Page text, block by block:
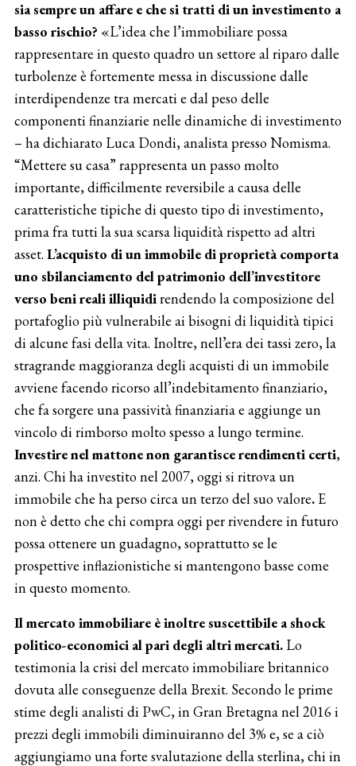
sia sempre un affare e che si tratti di un investimento a
basso rischio? «L’idea che l’immobiliare possa
rappresentare in questo quadro un settore al riparo dalle
turbolenze è fortemente messa in discussione dalle
interdipendenze tra mercati e dal peso delle
componenti finanziarie nelle dinamiche di investimento
– ha dichiarato Luca Dondi, analista presso Nomisma.
“Mettere su casa” rappresenta un passo molto
importante, difficilmente reversibile a causa delle
caratteristiche tipiche di questo tipo di investimento,
prima fra tutti la sua scarsa liquidità rispetto ad altri
asset. L’acquisto di un immobile di proprietà comporta
uno sbilanciamento del patrimonio dell’investitore
verso beni reali illiquidirendendo la composizione del
portafoglio più vulnerabile ai bisogni di liquidità tipici
di alcune fasi della vita. Inoltre, nell’era dei tassi zero, la
stragrande maggioranza degli acquisti di un immobile
avviene facendo ricorso all’indebitamento finanziario,
che fa sorgere una passività finanziaria e aggiunge un
vincolo di rimborso molto spesso a lungo termine.
Investire nel mattone non garantisce rendimenti certi,
anzi. Chi ha investito nel 2007, oggi si ritrova un
immobile che ha perso circa un terzo del suo valore.E
non è detto che chi compra oggi per rivendere in futuro
possa ottenere un guadagno, soprattutto se le
prospettive inflazionistiche si mantengono basse come
in questo momento.
Il mercato immobiliare è inoltre suscettibile a shock
politico-economici al pari degli altri mercati.Lo
testimonia la crisi del mercato immobiliare britannico
dovuta alle conseguenze della Brexit. Secondo le prime
stime degli analisti di PwC, in Gran Bretagna nel 2016 i
prezzi degli immobili diminuiranno del 3% e, se a ciò
aggiungiamo una forte svalutazione della sterlina, chi in